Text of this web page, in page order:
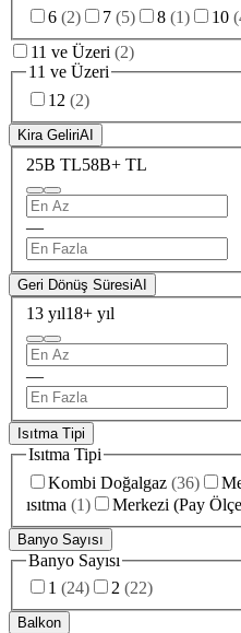
6 (2) 7 (5) 8 (1) 10 (
11 ve Üzeri (2)
11 ve Üzeri
12 (2)
Kira GeliriAI
25B TL58B+ TL
—
Geri Dönüş SüresiAI
13 yıl18+ yıl
—
Isıtma Tipi
Isıtma Tipi
Kombi Doğalgaz (36)
ısıtma (1) Merkezi (Pay
Banyo Sayısı
Banyo Sayısı
1 (24) 2 (22)
Balkon